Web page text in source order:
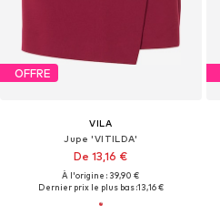
OFFRE
VILA
Jupe 'VITILDA'
De 13,16 €
À l'origine : 39,90 €
Dernier prix le plus bas :13,16 €